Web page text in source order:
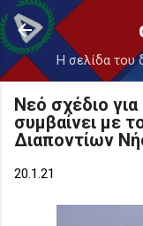
Η σελίδα του
Νεό σχέδιο
συμβαίνει με
Διαποντίων
20.1.21